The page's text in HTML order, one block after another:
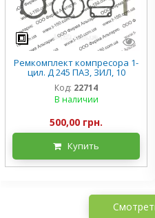
Ремкомплект компресора 1-
цил. Д 245 ПАЗ, ЗИЛ, 10
наименований, А29.05.000
Код: 22714
В наличии
500,00 грн.
Купить